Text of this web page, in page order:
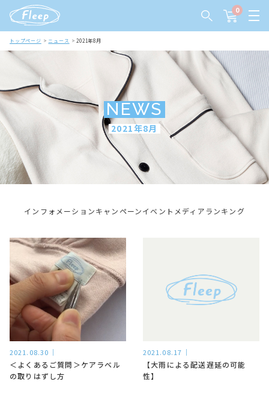
0
トップページ ニュース 2021年8月
NEWS
2021年8月
インフォメーションキャンペーンイベント メディア ランキング
2021.08.30
＜よくあるご質問＞ケアラベル
の取りはずし方
2021.08.17
【大雨による配送遅延の可能
性】